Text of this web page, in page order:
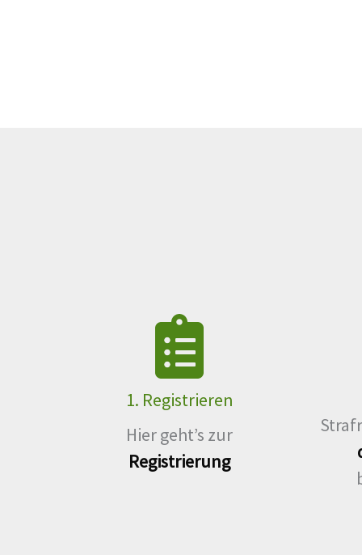
1. Registrieren
Hier geht’s zur
Registrierung